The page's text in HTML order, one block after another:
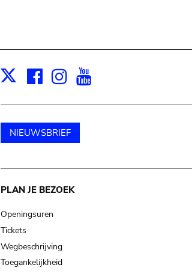
X Facebook
Instagram
NIEUWSBRIEF
Main
navigation
PLAN JE BEZOEK
Openingsuren
Tickets
Wegbeschrijving
Toegankelijkheid